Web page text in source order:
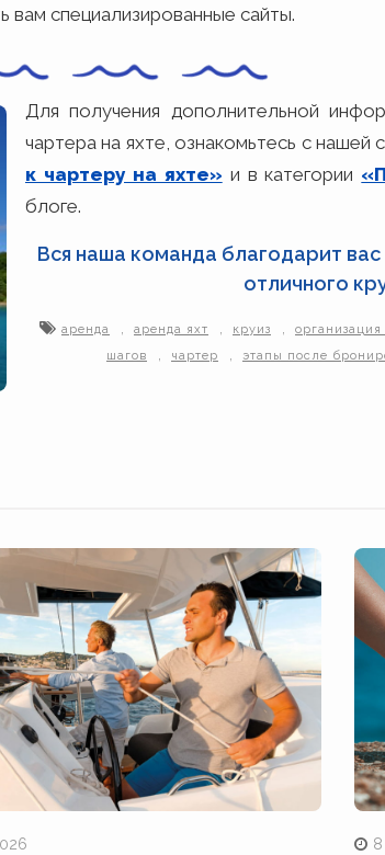
вам специализированные сайты.
Для получения дополнительной
чартера на яхте, ознакомьтесь с нашей
к чартеру на яхте» и в категории
блоге.
Вся наша команда благодарит
отличного
аренда аренда яхт круиз организация
шагов
чартер этапы после